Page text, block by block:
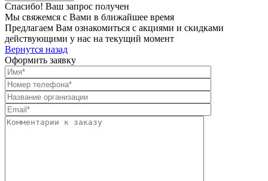
Спасибо! Ваш запрос получен
Мы свяжемся с Вами в ближайшее время
Предлагаем Вам ознакомиться с акциями и скидками
действующими у нас на текущий момент
Вернутся назад
Оформить заявку